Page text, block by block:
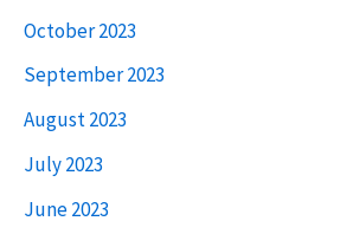
October 2023
September 2023
August 2023
July 2023
June 2023